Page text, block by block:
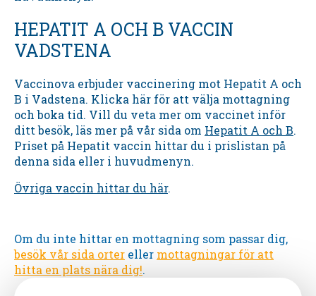
HEPATIT A OCH B VACCIN
VADSTENA
Vaccinova erbjuder vaccinering mot Hepatit A och
B i Vadstena. Klicka här för att välja mottagning
och boka tid. Vill du veta mer om vaccinet inför
ditt besök, läs mer på vår sida om Hepatit A och B.
Priset på Hepatit vaccin hittar du i prislistan på
denna sida eller i huvudmenyn.
Övriga vaccin hittar du här.
Om du inte hittar en mottagning som passar dig,
besök vår sida orter eller mottagningar för att
hitta en plats nära dig!.